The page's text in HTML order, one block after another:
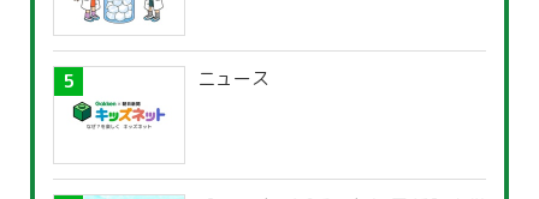
ニュース